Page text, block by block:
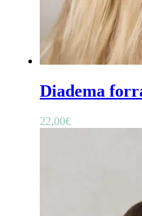
22,00€